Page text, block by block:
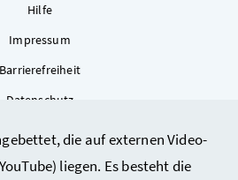
die auf externen Video-
liegen. Es besteht die
Hilfe
Impressum
Barrierefreiheit
Datenschutz
Sitemap